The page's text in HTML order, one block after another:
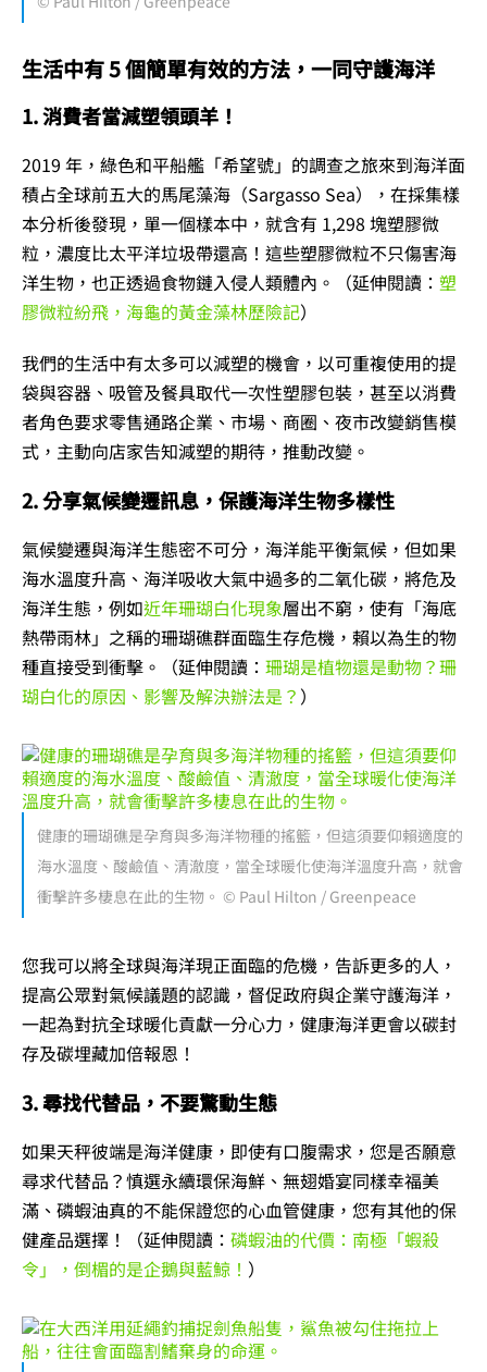
生活中有 5 個簡單有效的方法，一同守護海洋
1. 消費者當減塑領頭羊！
2019 年，綠色和平船艦「希望號」的調查之旅來到海洋面
積占全球前五大的馬尾藻海（Sargasso Sea），在採集樣
本分析後發現，單一個樣本中，就含有 1,298 塊塑膠微
粒，濃度比太平洋垃圾帶還高！這些塑膠微粒不只傷害海
洋生物，也正透過食物鏈入侵人類體內。（延伸閱讀： 塑
膠微粒紛飛，海龜的黃金藻林歷險記）
我們的生活中有太多可以減塑的機會，以可重複使用的提
袋與容器、吸管及餐具取代一次性塑膠包裝，甚至以消費
者角色要求零售通路企業、市場、商圈、夜市改變銷售模
式，主動向店家告知減塑的期待，推動改變。
2. 分享氣候變遷訊息，保護海洋生物多樣性
氣候變遷與海洋生態密不可分，海洋能平衡氣候，但如果
海水溫度升高、海洋吸收大氣中過多的二氧化碳，將危及
海洋生態，例如近年珊瑚白化現象層出不窮，使有「海底
熱帶雨林」之稱的珊瑚礁群面臨生存危機，賴以為生的物
種直接受到衝擊。（延伸閱讀： 珊瑚是植物還是動物？珊
瑚白化的原因、影響及解決辦法是？ ）
健康的珊瑚礁是孕育與多海洋物種的搖籃，但這須要仰賴適度的
海水溫度、酸鹼值、清澈度，當全球暖化使海洋溫度升高，就會
衝擊許多棲息在此的生物。 © Paul Hilton / Greenpeace
您我可以將全球與海洋現正面臨的危機，告訴更多的人，
提高公眾對氣候議題的認識，督促政府與企業守護海洋，
一起為對抗全球暖化貢獻一分心力，健康海洋更會以碳封
存及碳埋藏加倍報恩！
3. 尋找代替品，不要驚動生態
如果天秤彼端是海洋健康，即使有口腹需求，您是否願意
尋求代替品？慎選永續環保海鮮、無翅婚宴同樣幸福美
滿、磷蝦油真的不能保證您的心血管健康，您有其他的保
健產品選擇！（延伸閱讀： 磷蝦油的代價：南極「蝦殺
令」，倒楣的是企鵝與藍鯨！ ）